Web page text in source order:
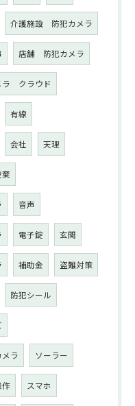
介護施設 防犯カメラ
店舗 防犯カメラ
ラ クラウド
有線
会社 天理
音声
電子錠 玄関
補助金 盗難対策
防犯シール
ラ ソーラー
スマホ